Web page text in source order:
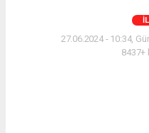
27.06.2024 - 10:34,
8437+